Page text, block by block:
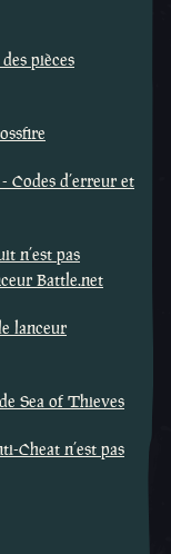
pièces
Codes d’erreur et
n’est pas
Battle.net
lanceur
Sea of Thieves
Cheat n’est pas